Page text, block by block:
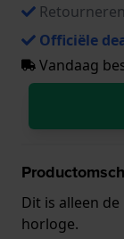
Officiële
Vandaag
Dit is alleen
horloge.